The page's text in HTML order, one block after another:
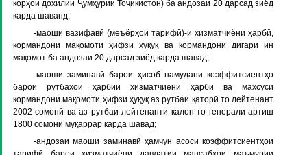
корҳои дохилии Ҷумҳурии Тоҷикистон) ба андозаи 20 дарсад зиёд
карда шаванд;
-маоши вазифавӣ (меъёрҳои тарифӣ)-и хизматчиёни ҳарбӣ,
кормандони мақомоти ҳифзи ҳуқуқ ва кормандони дигари ин
мақомот ба андозаи 20 дарсад зиёд карда шавад;
-маоши заминавӣ барои ҳисоб намудани коэффитсиентҳо
барои рутбаҳои ҳарбии хизматчиёни ҳарбӣ ва махсуси
кормандони мақомоти ҳифзи ҳуқуқ аз рутбаи қаторӣ то лейтенант
2002 сомонӣ ва аз рутбаи лейтенанти калон то генерали артиш
1800 сомонӣ муқаррар карда шавад;
-андозаи маоши заминавӣ ҳамчун асоси коэффитсиентҳои